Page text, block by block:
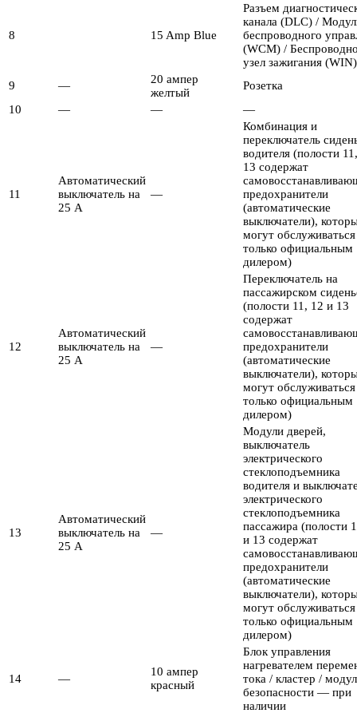
8 15 Amp Blue
Разъем
канала (DLC) /
беспроводного
(WCM) /
узел зажигания (WIN)
9
—
20 ампер
желтый
Розетка
10
— — —
11
Автоматический
выключатель на
25 А
—
Комбинация и
переключатель
водителя (полости
13 содержат
предохранители
(автоматические
выключатели),
могут обслуживаться
только официальным
дилером)
12
Автоматический
выключатель на
25 А
—
Переключатель на
пассажирском
(полости 11, 12 и 13
содержат
предохранители
(автоматические
выключатели),
могут обслуживаться
только официальным
дилером)
13
Автоматический
выключатель на
25 А
—
Модули дверей,
выключатель
электрического
стеклоподъемника
водителя и
электрического
стеклоподъемника
пассажира (полости
и 13 содержат
предохранители
(автоматические
выключатели),
могут обслуживаться
только официальным
дилером)
14 —
10 ампер
красный
Блок управления
нагревателем
тока / кластер /
безопасности — при
наличии